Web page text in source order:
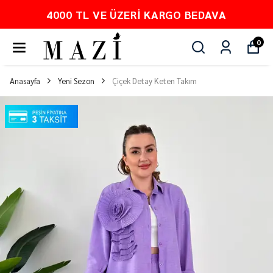
4000 TL VE ÜZERI KARGO BEDAVA
0
Anasayfa Yeni Sezon Çiçek Detay Keten Takım